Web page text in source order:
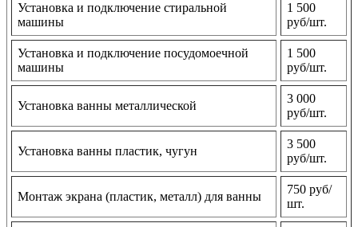
Установка и подключение стиральной
машины
1 500
руб/шт.
Установка и подключение посудомоечной
машины
1 500
руб/шт.
Установка ванны металлической
3 000
руб/шт.
Установка ванны пластик, чугун
3 500
руб/шт.
Монтаж экрана (пластик, металл) для ванны
750 руб/
шт.